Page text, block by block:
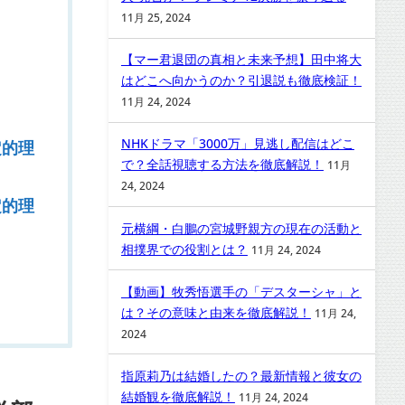
理
理
11月 25, 2024
【マー君退団の真相と未来予想】田中将大
はどこへ向かうのか？引退説も徹底検証！
11月 24, 2024
NHKドラマ「3000万」見逃し配信はどこ
で？全話視聴する方法を徹底解説！
11月
24, 2024
元横綱・白鵬の宮城野親方の現在の活動と
相撲界での役割とは？ 11月 24, 2024
【動画】牧秀悟選手の「デスターシャ」と
は？その意味と由来を徹底解説！
11月 24,
2024
指原莉乃は結婚したの？最新情報と彼女の
結婚観を徹底解説！
11月 24, 2024